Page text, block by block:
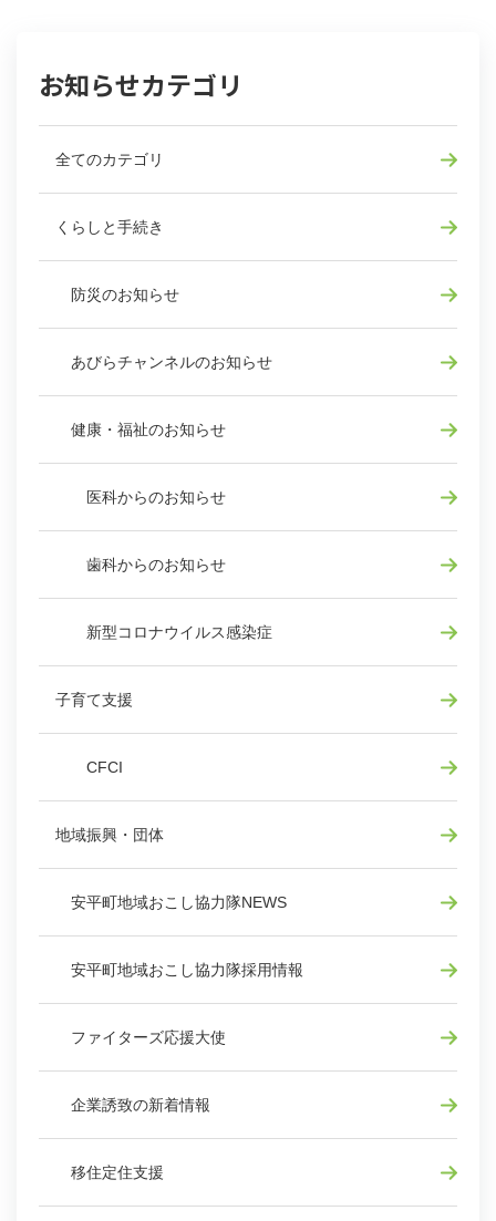
お知らせカテゴリ
全てのカテゴリ
くらしと手続き
防災のお知らせ
あびらチャンネルのお知らせ
健康・福祉のお知らせ
医科からのお知らせ
歯科からのお知らせ
新型コロナウイルス感染症
子育て支援
CFCI
地域振興・団体
安平町地域おこし協力隊NEWS
安平町地域おこし協力隊採用情報
ファイターズ応援大使
企業誘致の新着情報
移住定住支援